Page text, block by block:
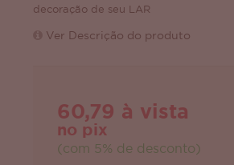
decoração de seu LAR
Ver Descrição do produto
60,79 à vista
no pix
(com 5% de desconto)